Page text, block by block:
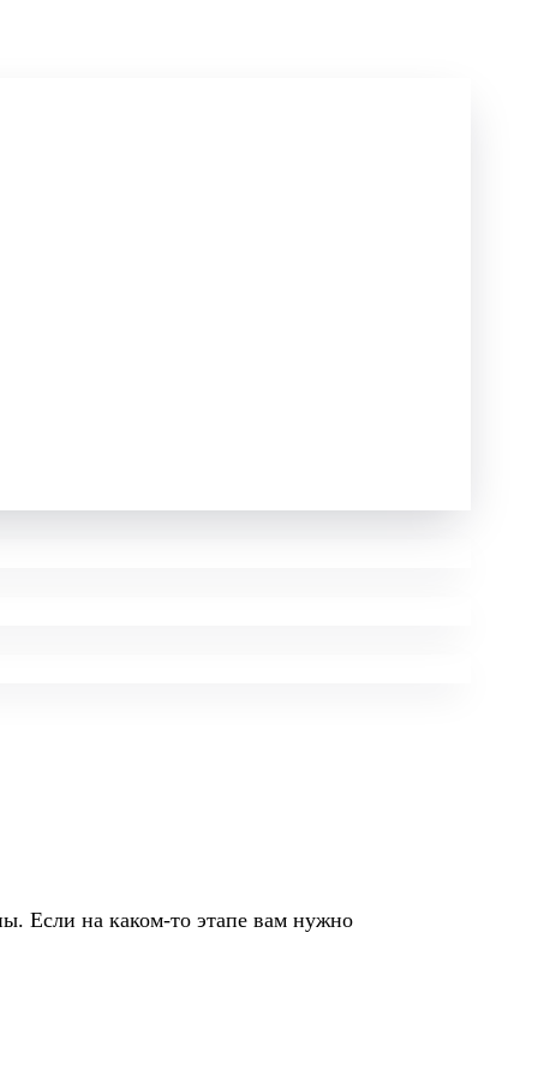
Если на каком-то этапе вам нужно